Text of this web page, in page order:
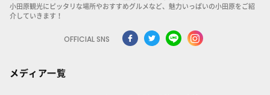
小田原観光にピッタリな場所やおすすめグルメなど、魅力いっぱいの小田原をご紹
介していきます！
OFFICIAL SNS
メディア一覧